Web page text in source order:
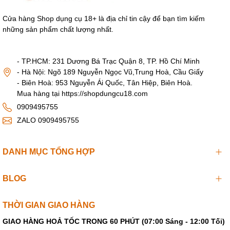
Cửa hàng Shop dụng cụ 18+ là địa chỉ tin cậy để bạn tìm kiếm
những sản phẩm chất lượng nhất.
- TP.HCM: 231 Dương Bá Trạc Quận 8, TP. Hồ Chí Minh
- Hà Nội: Ngõ 189 Nguyễn Ngọc Vũ,Trung Hoà, Cầu Giấy
- Biên Hoà: 953 Nguyễn Ái Quốc, Tân Hiệp, Biên Hoà.
Mua hàng tại https://shopdungcu18.com
0909495755
ZALO 0909495755
DANH MỤC TỔNG HỢP
BLOG
THỜI GIAN GIAO HÀNG
GIAO HÀNG HOẢ TỐC TRONG 60 PHÚT (07:00 Sáng - 12:00 Tối)